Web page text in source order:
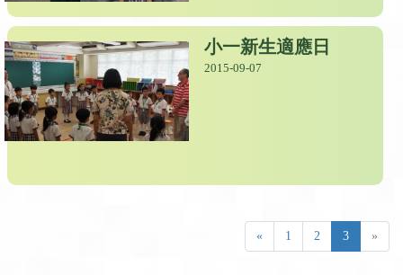
小一新生適應日
2015-09-07
« 1 2 3 »